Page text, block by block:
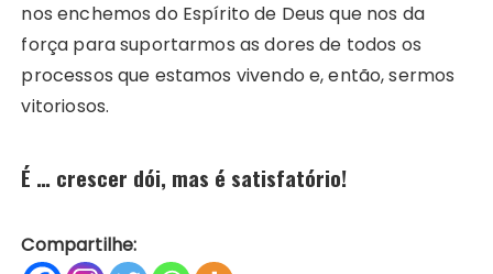
nos enchemos do Espírito de Deus que nos da
força para suportarmos as dores de todos os
processos que estamos vivendo e, então, sermos
vitoriosos.
É … crescer dói, mas é satisfatório!
Compartilhe: